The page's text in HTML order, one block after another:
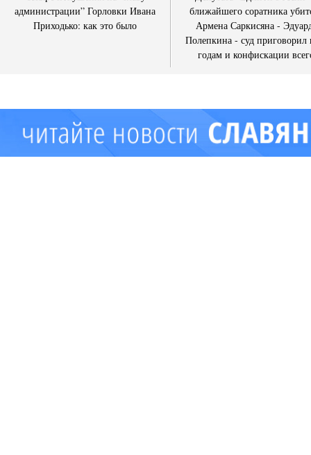
администрации” Горловки Ивана
Приходько: как это было
ближайшего соратника
Армена Саркисяна -
Полепкина - суд приговорил
годам и конфискации